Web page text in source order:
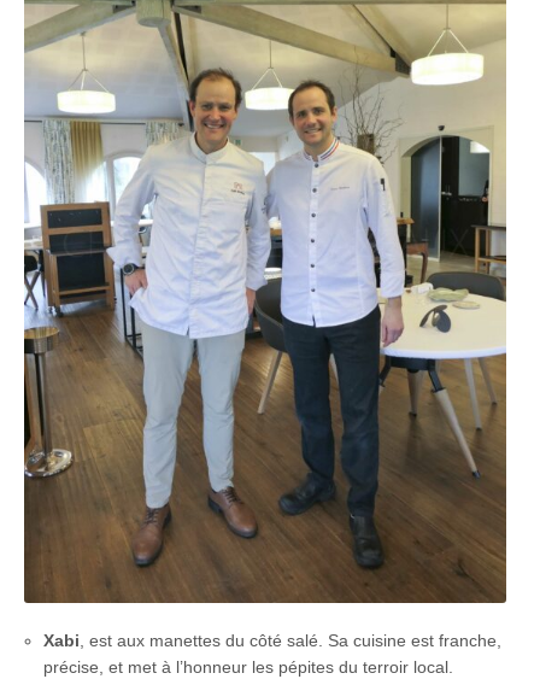
Xabi, est aux manettes du côté salé. Sa cuisine est franche,
précise, et met à l’honneur les pépites du terroir local.